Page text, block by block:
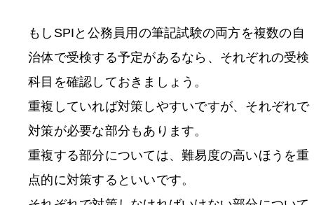
もしSPIと公務員用の筆記試験の両方を複数の自
治体で受検する予定があるなら、それぞれの受検
科目を確認しておきましょう。
重複していれば対策しやすいですが、それぞれで
対策が必要な部分もあります。
重複する部分については、難易度の高いほうを重
点的に対策するといいです。